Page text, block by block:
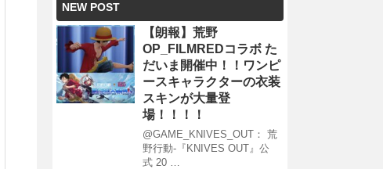
NEW POST
【朗報】荒野
OP_FILMREDコラボ た
だいま開催中！！ワンピ
ースキャラクターの衣装
スキンが大量登
場！！！！
@GAME_KNIVES_OUT： 荒
野行動-『KNIVES OUT』公
式 20 …